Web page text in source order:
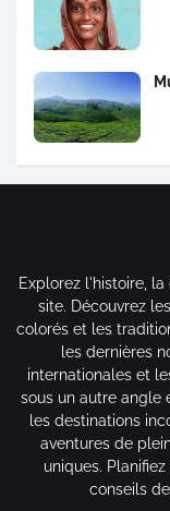
Explorez l'histoire,
site. Découvrez
colorés et les
les dernières
internationales et
sous un autre angle
les destinations
aventures de
uniques.
conseils